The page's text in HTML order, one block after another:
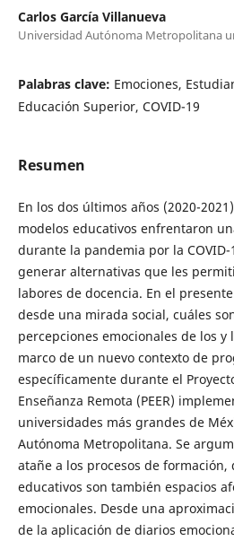
Carlos García Villanueva
Universidad Autónoma Metropolitana
Palabras clave: Emociones,
Educación Superior, COVID-19
Resumen
En los dos últimos años (2020-
modelos educativos enfrentaron
durante la pandemia por la
generar alternativas que les
labores de docencia. En el
desde una mirada social, cuáles
percepciones emocionales de los y
marco de un nuevo contexto de
específicamente durante el
Enseñanza Remota (PEER)
universidades más grandes de
Autónoma Metropolitana. Se
atañe a los procesos de formación,
educativos son también espacios
emocionales. Desde una
de la aplicación de diarios